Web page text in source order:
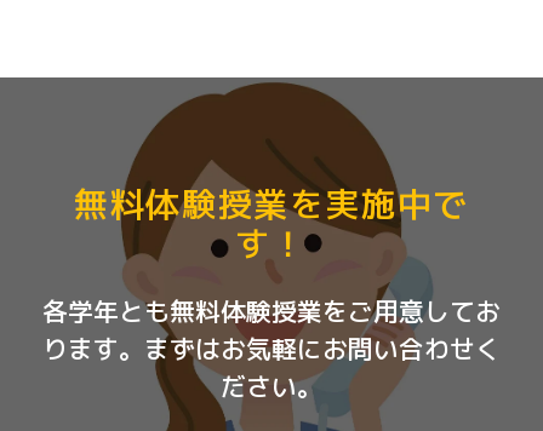
無料体験授業を実施中で
す！
各学年とも無料体験授業をご用意してお
ります。まずはお気軽にお問い合わせく
ださい。